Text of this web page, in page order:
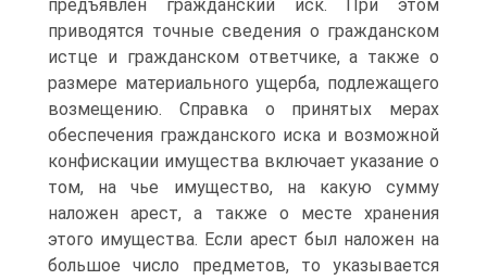
предъявлен гражданский иск. При этом
приводятся точные сведения о гражданском
истце и гражданском ответчике, а также о
размере материального ущерба, подлежащего
возмещению. Справка о принятых мерах
обеспечения гражданского иска и возможной
конфискации имущества включает указание о
том, на чье имущество, на какую сумму
наложен арест, а также о месте хранения
этого имущества. Если арест был наложен на
большое число предметов, то указывается